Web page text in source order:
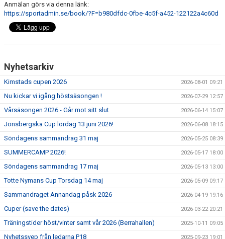
Anmälan görs via denna länk:
https://sportadmin.se/book/?F=b980dfdc-0fbe-4c5f-a452-122122a4c60d
Nyhetsarkiv
Kimstads cupen 2026 2026-08-01 09:21
Nu kickar vi igång höstsäsongen ! 2026-07-29 12:57
Vårsäsongen 2026 - Går mot sitt slut 2026-06-14 15:07
Jönsbergska Cup lördag 13 juni 2026! 2026-06-08 18:15
Söndagens sammandrag 31 maj 2026-05-25 08:39
SUMMERCAMP 2026! 2026-05-17 18:00
Söndagens sammandrag 17 maj 2026-05-13 13:00
Totte Nymans Cup Torsdag 14 maj 2026-05-09 09:17
Sammandraget Annandag påsk 2026 2026-04-19 19:16
Cuper (save the dates) 2026-03-22 20:21
Träningstider höst/vinter samt vår 2026 (Berrahallen) 2025-10-11 09:05
Nyhetssvep från ledarna P18 2025-09-23 19:01